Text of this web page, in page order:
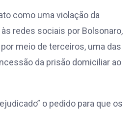
como uma violação da
redes sociais por Bolsonaro,
meio de terceiros, uma das
da prisão domiciliar ao
o pedido para que os